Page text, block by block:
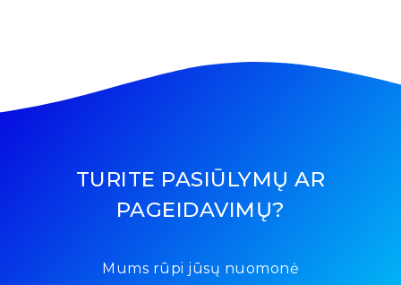
TURITE PASIŪLYMŲ AR
PAGEIDAVIMŲ?
Mums rūpi jūsų nuomonė